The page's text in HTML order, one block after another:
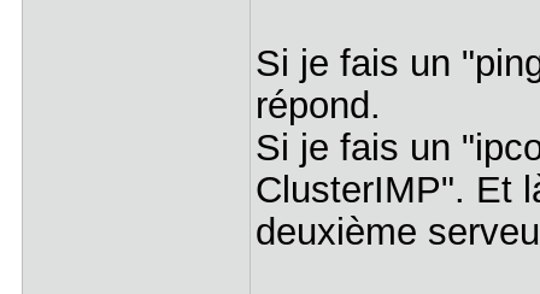
Si je fais un
répond.
Si je fais un
ClusterIMP". Et
deuxième